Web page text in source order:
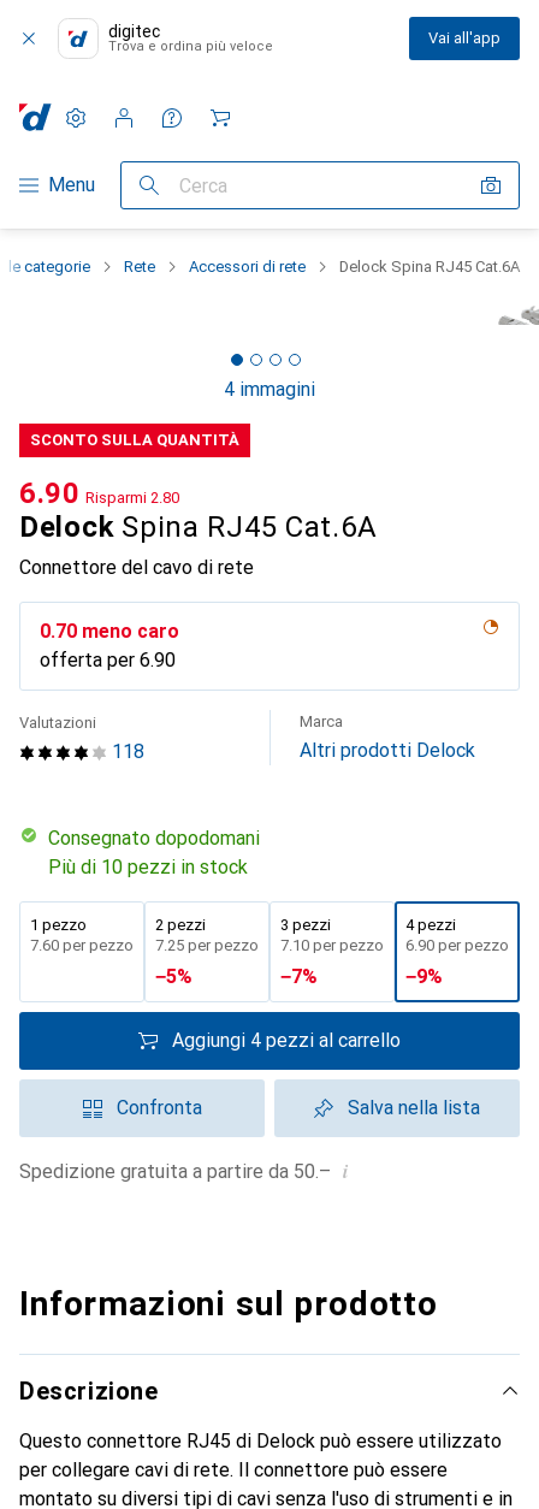
digitec
Trova e ordina più veloce Vai all'app
Categoria Navigazione
Menu Cerca
Impostazioni
Conto cliente
Liste di confronto
Liste dei desideri
Carrello
le categorie Rete Accessori di rete Delock Spina RJ45 Cat.6A
4 immagini
SCONTO SULLA QUANTITÀ
Delock Spina RJ45 Cat.6A
Connettore del cavo di rete
CHF
6.90 Risparmi CHF
2.80
CHF
0.70 meno caro
offerta per CHF
6.90
118
Valutazioni Marca
Altri prodotti Delock
Consegnato dopodomani
Più di 10 pezzi in stock
1 pezzo
CHF
7.60 per pezzo
2 pezzi
CHF
7.25 per pezzo
−5%
3 pezzi
CHF
7.10 per pezzo
−7%
4 pezzi
CHF
6.90 per pezzo
−9%
Aggiungi 4 pezzi al carrello
Confronta Salva nella lista
Spedizione gratuita a partire da 50.– i
Informazioni sul prodotto
Descrizione
Questo connettore RJ45 di Delock può essere utilizzato
per collegare cavi di rete. Il connettore può essere
montato su diversi tipi di cavi senza l'uso di strumenti e in